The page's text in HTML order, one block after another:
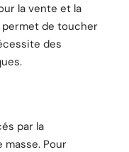
la vente et la
de toucher
des
par la
Pour